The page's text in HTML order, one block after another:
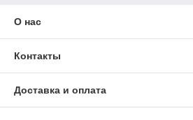
О нас
Контакты
Доставка и оплата